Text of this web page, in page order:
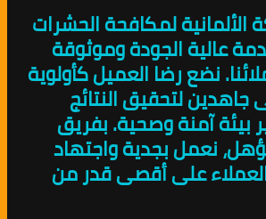
لمكافحة الحشرات
عالية الجودة وموثوقة
نضع رضا العميل كأولوية
لتحقيق النتائج
بيئة آمنة وصحية. بفريق
نعمل بجدية واجتهاد
على أقصى قدر من